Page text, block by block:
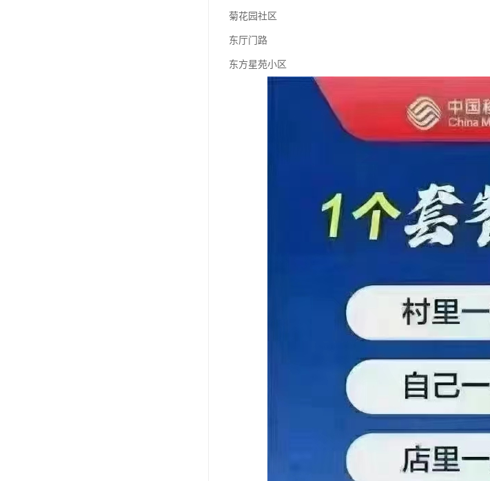
菊花园社区
东厅门路
东方星苑小区